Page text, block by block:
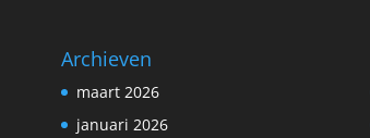
Archieven
maart 2026
januari 2026